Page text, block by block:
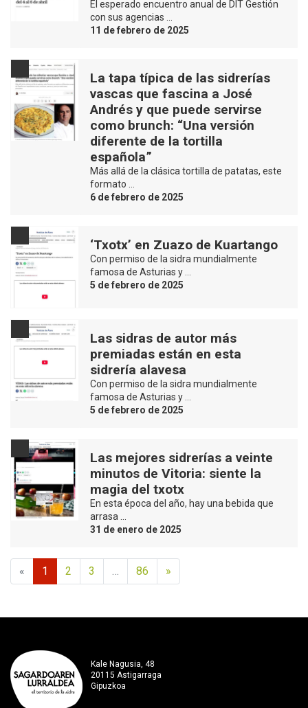
El esperado encuentro anual de DIT Gestión
con sus agencias …
11 de febrero de 2025
La tapa típica de las sidrerías
vascas que fascina a José
Andrés y que puede servirse
como brunch: “Una versión
diferente de la tortilla
española”
Más allá de la clásica tortilla de patatas, este
formato …
6 de febrero de 2025
‘Txotx’ en Zuazo de Kuartango
Con permiso de la sidra mundialmente
famosa de Asturias y …
5 de febrero de 2025
Las sidras de autor más
premiadas están en esta
sidrería alavesa
Con permiso de la sidra mundialmente
famosa de Asturias y …
5 de febrero de 2025
Las mejores sidrerías a veinte
minutos de Vitoria: siente la
magia del txotx
En esta época del año, hay una bebida que
arrasa …
31 de enero de 2025
« 1 2 3 86 »
Kale Nagusia, 48
20115 Astigarraga
Gipuzkoa